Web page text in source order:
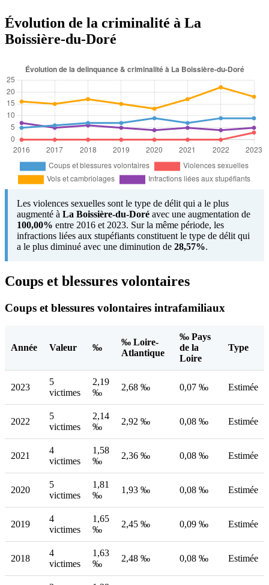
Évolution de la criminalité à La
Boissière-du-Doré
Les violences sexuelles sont le type de délit qui a le plus
augmenté à La Boissière-du-Doré avec une augmentation de
100,00% entre 2016 et 2023. Sur la même période, les
infractions liées aux stupéfiants constituent le type de délit qui
a le plus diminué avec une diminution de 28,57%.
Coups et blessures volontaires
Coups et blessures volontaires intrafamiliaux
Année Valeur ‰
‰ Loire-
Atlantique
‰ Pays
de la
Loire
Type
2023
5
victimes
2,19
‰
2,68 ‰ 0,07 ‰ Estimée
2022
5
victimes
2,14
‰
2,92 ‰ 0,08 ‰ Estimée
2021
4
victimes
1,58
‰
2,36 ‰ 0,08 ‰ Estimée
2020
5
victimes
1,81
‰
1,93 ‰ 0,08 ‰ Estimée
2019
4
victimes
1,65
‰
2,45 ‰ 0,09 ‰ Estimée
2018
4
victimes
1,63
‰
2,48 ‰ 0,08 ‰ Estimée